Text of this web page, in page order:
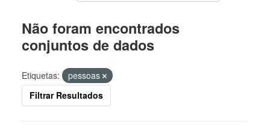
Não foram encontrados
conjuntos de dados
Etiquetas:
pessoas
Filtrar Resultados